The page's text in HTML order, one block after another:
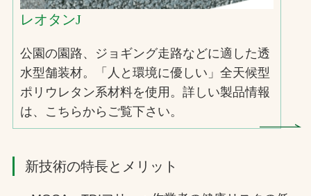
レオタンJ
公園の園路、ジョギング走路などに適した透
水型舗装材。「人と環境に優しい」全天候型
ポリウレタン系材料を使用。詳しい製品情報
は、こちらからご覧下さい。
新技術の特長とメリット